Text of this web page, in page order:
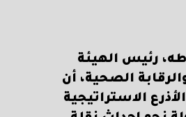
طه، رئيس الهيئة
الصحية، أن
الاستراتيجية